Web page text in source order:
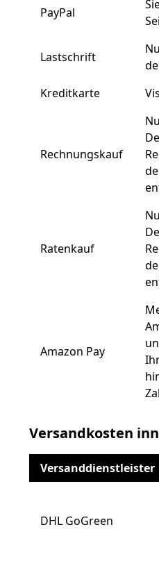
PayPal
Lastschrift
Kreditkarte
Rechnungskauf
Ratenkauf
Amazon Pay
Versandkosten
Versanddienstleister
DHL GoGreen